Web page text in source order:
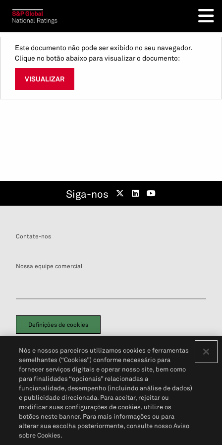
Este documento não pode ser exibido no seu navegador.
Clique no botão abaixo para visualizar o documento:
VISUALIZAR
Siga-nos
Contate-nos
Nossa equipe comercial
Definições de cookies
Política de PrivacidadePortal de privacidade do cliente (em inglês)
Não Venda Minhas Informações Pessoais© 2026 S&P Global
Nós e nossos parceiros utilizamos cookies e ferramentas
semelhantes (“Cookies”) conforme necessário para
fornecer serviços digitais e operar nosso site, bem como
para finalidades “opcionais” relacionadas a
funcionalidade, desempenho (incluindo análise de dados)
e publicidade direcionada. Para aceitar, rejeitar ou
modificar suas configurações de cookies, utilize os
botões neste banner. Para mais informações ou para
alterar sua escolha posteriormente, consulte nosso Aviso
sobre Cookies.